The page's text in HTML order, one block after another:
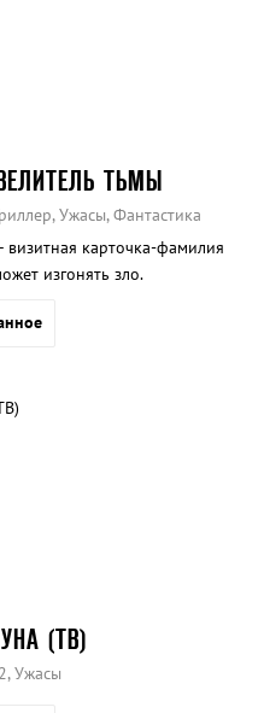
ТЬМЫ
Ужасы, Фантастика
карточка-фамилия
изгонять зло.
(ТВ)
Ужасы